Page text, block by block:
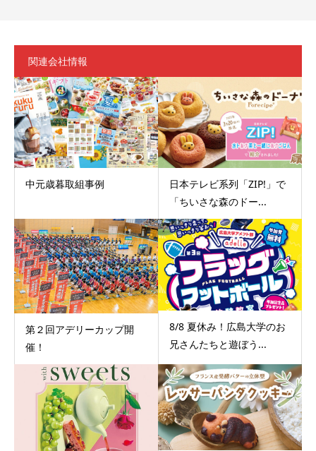
関連会社情報
中元歳暮取組事例
日本テレビ系列「ZIP!」で
「ちいさな森のドー...
第２回アデリーカップ開
催！
8/8 夏休み！広島大学のお
兄さんたちと遊ぼう...